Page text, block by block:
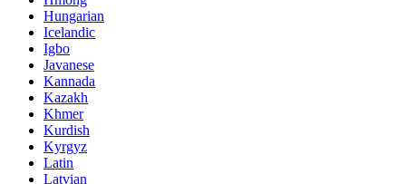
Hungarian
Icelandic
Igbo
Javanese
Kannada
Kazakh
Khmer
Kurdish
Kyrgyz
Latin
Latvian